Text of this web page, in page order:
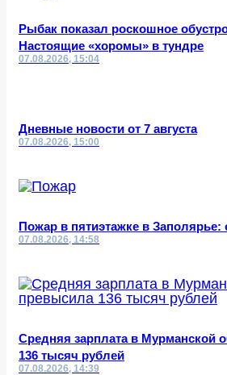
Рыбак показал роскошное
Настоящие «хоромы» в тундре
07.08.2026, 15:04
Дневные новости от 7 августа
07.08.2026, 15:00
Пожар в пятиэтажке в Заполярье:
07.08.2026, 14:58
Средняя зарплата в Мурманской
136 тысяч рублей
07.08.2026, 14:39